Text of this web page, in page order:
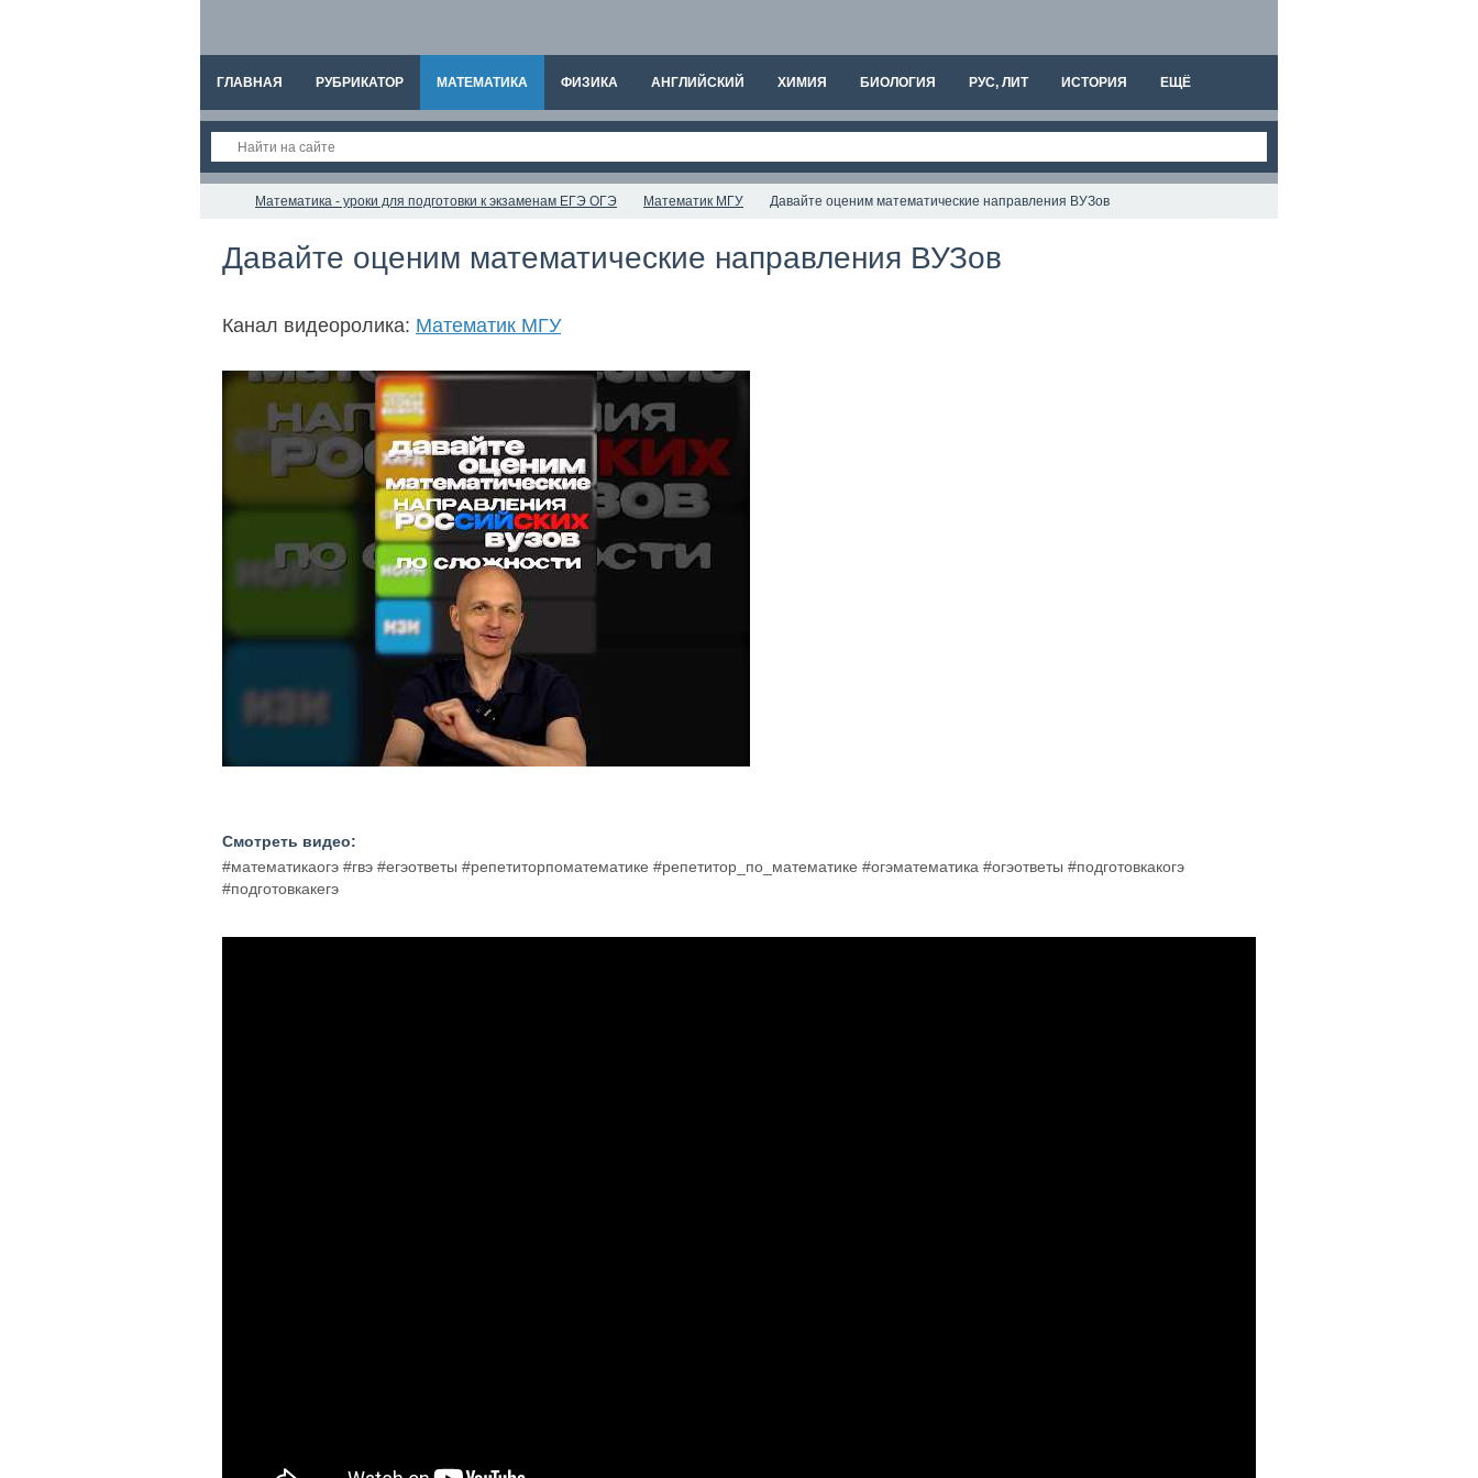
ГЛАВНАЯ РУБРИКАТОР МАТЕМАТИКА ФИЗИКА АНГЛИЙСКИЙ ХИМИЯ БИОЛОГИЯ РУС, ЛИТ ИСТОРИЯ ЕЩЁ
Математика - уроки для подготовки к экзаменам ЕГЭ ОГЭ Математик МГУ Давайте оценим математические направления ВУЗов
Давайте оценим математические направления ВУЗов
Канал видеоролика: Математик МГУ
Смотреть видео:
#математикаогэ #гвэ #егэответы #репетиторпоматематике #репетитор_по_математике #огэматематика #огэответы #подготовкакогэ
#подготовкакегэ